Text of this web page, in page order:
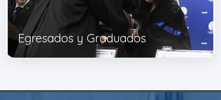
Egresados y Graduados